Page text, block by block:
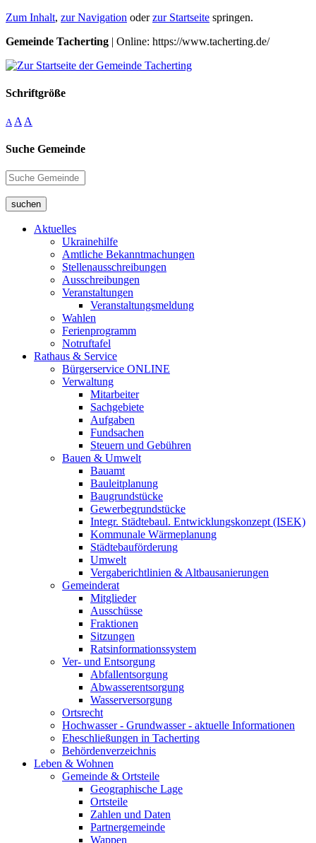
Zum Inhalt, zur Navigation oderzur Startseite springen.
Gemeinde Tacherting | Online: https://www.tacherting.de/
Schriftgröße
A A A
Suche Gemeinde
suchen
Aktuelles
Ukrainehilfe
Amtliche Bekanntmachungen
Stellenausschreibungen
Ausschreibungen
Veranstaltungen
Veranstaltungsmeldung
Wahlen
Ferienprogramm
Notruftafel
Rathaus & Service
Bürgerservice ONLINE
Verwaltung
Mitarbeiter
Sachgebiete
Aufgaben
Fundsachen
Steuern und Gebühren
Bauen & Umwelt
Bauamt
Bauleitplanung
Baugrundstücke
Gewerbegrundstücke
Integr. Städtebaul. Entwicklungskonzept (ISEK)
Kommunale Wärmeplanung
Städtebauförderung
Umwelt
Vergaberichtlinien & Altbausanierungen
Gemeinderat
Mitglieder
Ausschüsse
Fraktionen
Sitzungen
Ratsinformationssystem
Ver- und Entsorgung
Abfallentsorgung
Abwasserentsorgung
Wasserversorgung
Ortsrecht
Hochwasser - Grundwasser - aktuelle Informationen
Eheschließungen in Tacherting
Behördenverzeichnis
Leben & Wohnen
Gemeinde & Ortsteile
Geographische Lage
Ortsteile
Zahlen und Daten
Partnergemeinde
Wappen